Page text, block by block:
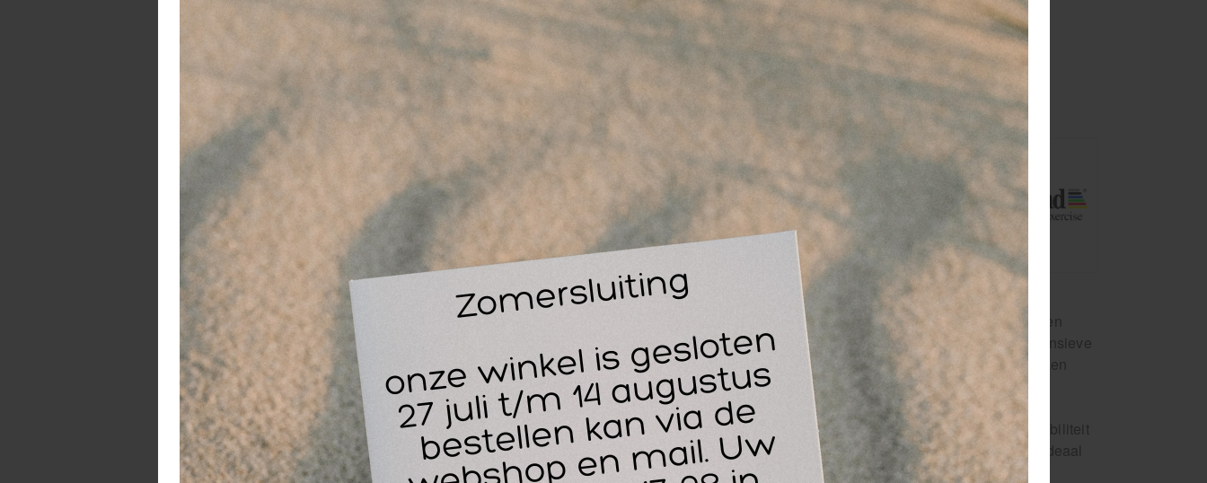
TheraBand PRO Series SCP Exercise Ball in zilver (85 cm)
veelzijdige oefenbal, speciaal ontworpen voor professioneel gebruik.
Fysiotherapeuten en ergotherapeuten vertrouwen op deze duurzame oefenbal
bij het ondersteunen van diverse therapieën en trainingen. Met zijn grote
diameter van 85 cm is de bal perfect voor het uitvoeren van
stabiliteitsoefeningen, balansverbetering, en krachttraining voor verschillende
spiergroepen.
Dankzij deSlow Deflate (SCP)-technologie
blijft de bal, zelfs bij intensief gebruik, goed bestand tegen
slijtage en voorkomt hij plotseling leeglopen. Dit maakt hem extra veilig en betrouwbaar, ook voor intensieve
revalidatie en oefensessies. De hoogwaardige grip zorgt ervoor dat je stevig en comfortabel kunt werken
zonder dat de bal uitglijdt, wat voor extra stabiliteit zorgt tijdens complexe bewegingen.
De TheraBand oefenbal biedt ondersteuning bij rug-, schouder- en kernspiertraining, waardoor je flexibiliteit
en kracht verbetert. Deze bal is ook geschikt als zitbal om een actieve zithouding te bevorderen, wat ideaal
is voor langdurig gebruik op kantoor of tijdens therapie.